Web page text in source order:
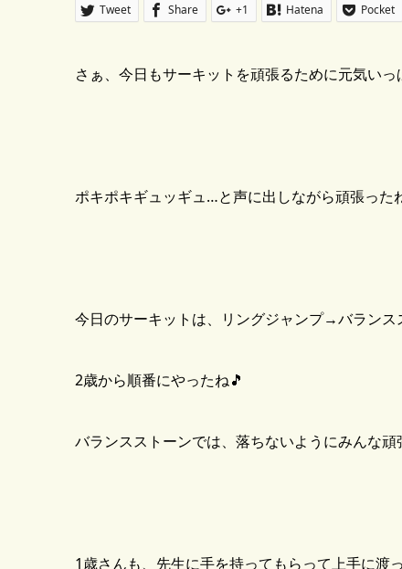
Tweet Share +1 Hatena Pocket
さぁ、今日もサーキットを頑張るために元気い
ポキポキギュッギュ…と声に出しながら頑張った
今日のサーキットは、リングジャンプ→バランス
2歳から順番にやったね🎵
バランスストーンでは、落ちないようにみんな
1歳さんも、先生に手を持ってもらって上手に渡